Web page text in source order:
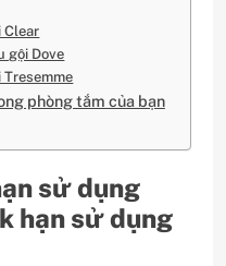
Clear
gội Dove
phòng tắm của bạn
sử dụng
hạn sử dụng